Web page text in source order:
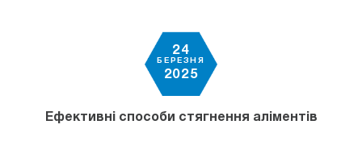
24
БЕРЕЗНЯ
2025
Ефективні способи стягнення аліментів